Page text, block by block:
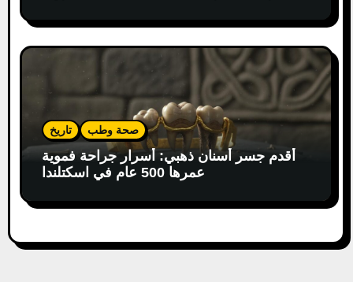
تاريخ صحة وطب
أقدم جسر أسنان ذهبي: أسرار جراحة فموية
عمرها 500 عام في اسكتلندا